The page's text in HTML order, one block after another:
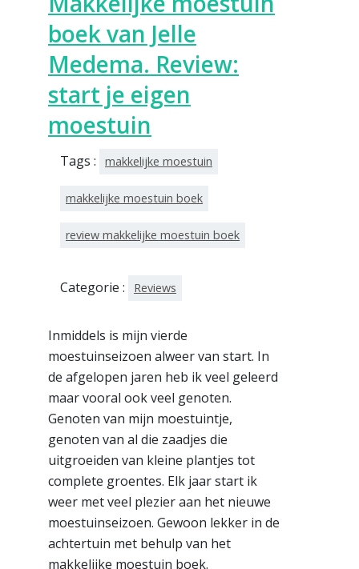
boek van Jelle
Medema. Review:
start je eigen
moestuin
Tags : makkelijke moestuin
makkelijke moestuin boek
review makkelijke moestuin boek
Categorie : Reviews
Inmiddels is mijn vierde
moestuinseizoen alweer van start. In
de afgelopen jaren heb ik veel geleerd
maar vooral ook veel genoten.
Genoten van mijn moestuintje,
genoten van al die zaadjes die
uitgroeiden van kleine plantjes tot
complete groentes. Elk jaar start ik
weer met veel plezier aan het nieuwe
moestuinseizoen. Gewoon lekker in de
achtertuin met behulp van het
makkelijke moestuin boek.